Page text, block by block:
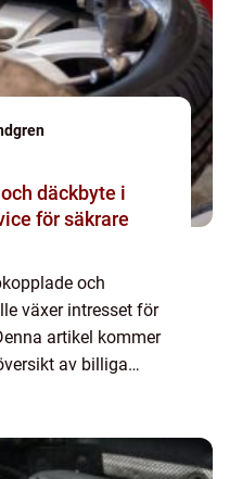
däckbyte i
för säkrare
och
växer intresset för
artikel kommer
av billiga